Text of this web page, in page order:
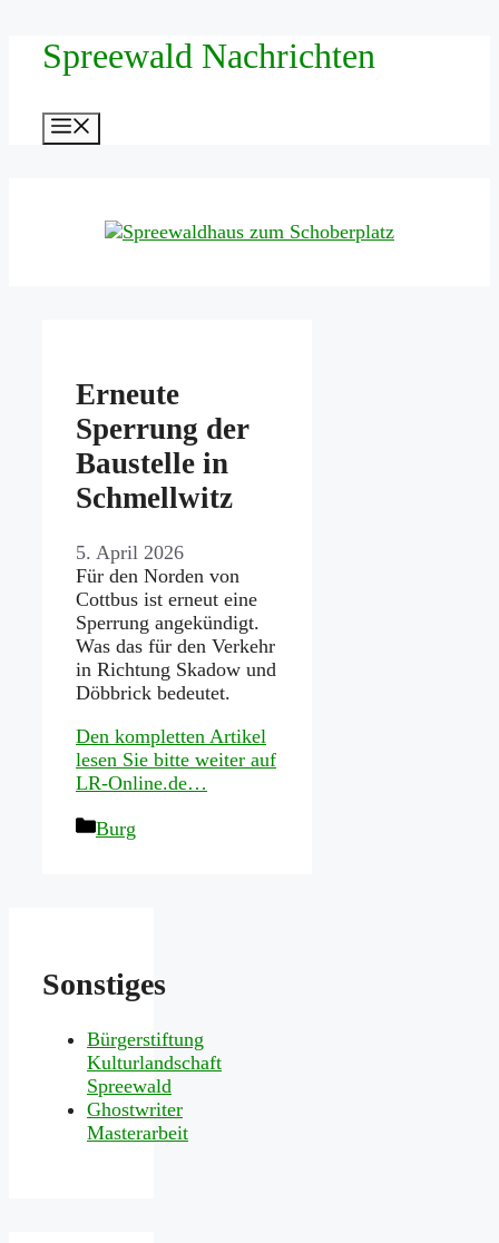
Zum
InhaltSpreewald Nachrichten
Erneute
Sperrung der
Baustelle in
Schmellwitz
5. April 2026
Für den Norden von
Cottbus ist erneut eine
Sperrung angekündigt.
Was das für den Verkehr
in Richtung Skadow und
Döbbrick bedeutet.
Den kompletten Artikel
lesen Sie bitte weiter auf
LR-Online.de…
Kategorien
Burg
Sonstiges
Bürgerstiftung
Kulturlandschaft
Spreewald
Ghostwriter
Masterarbeit